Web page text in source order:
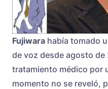
Fujiwara había tomado
de voz desde agosto de
tratamiento médico por
momento no se reveló,